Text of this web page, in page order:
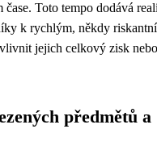
Toto tempo dodává
k rychlým, někdy
jejich celkový zisk nebo
předmětů a